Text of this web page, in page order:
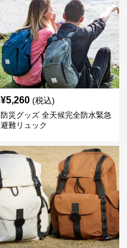
¥5,260 (税込)
防災グッズ 全天候完全防水緊急
避難リュック